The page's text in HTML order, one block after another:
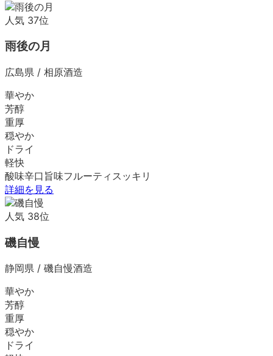
人気 37位
雨後の月
広島県 / 相原酒造
華やか
芳醇
重厚
穏やか
ドライ
軽快
酸味辛口 旨味フルーティ スッキリ
詳細を見る
人気 38位
磯自慢
静岡県 / 磯自慢酒造
華やか
芳醇
重厚
穏やか
ドライ